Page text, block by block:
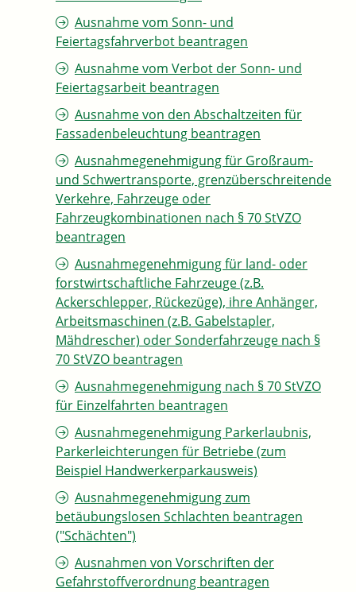
Ausnahme vom Sonn- und
Feiertagsfahrverbot beantragen
Ausnahme vom Verbot der Sonn- und
Feiertagsarbeit beantragen
Ausnahme von den Abschaltzeiten für
Fassadenbeleuchtung beantragen
Ausnahmegenehmigung für Großraum-
und Schwertransporte, grenzüberschreitende
Verkehre, Fahrzeuge oder
Fahrzeugkombinationen nach § 70 StVZO
beantragen
Ausnahmegenehmigung für land- oder
forstwirtschaftliche Fahrzeuge (z.B.
Ackerschlepper, Rückezüge), ihre Anhänger,
Arbeitsmaschinen (z.B. Gabelstapler,
Mähdrescher) oder Sonderfahrzeuge nach §
70 StVZO beantragen
Ausnahmegenehmigung nach § 70 StVZO
für Einzelfahrten beantragen
Ausnahmegenehmigung Parkerlaubnis,
Parkerleichterungen für Betriebe (zum
Beispiel Handwerkerparkausweis)
Ausnahmegenehmigung zum
betäubungslosen Schlachten beantragen
("Schächten")
Ausnahmen von Vorschriften der
Gefahrstoffverordnung beantragen